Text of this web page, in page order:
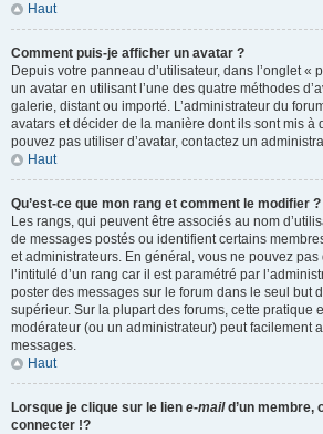
Haut
Comment puis-je afficher un avatar ?
Depuis votre panneau d’utilisateur, dans l’onglet «
un avatar en utilisant l’une des quatre méthodes
galerie, distant ou importé. L’administrateur du
avatars et décider de la manière dont ils sont mis à
pouvez pas utiliser d’avatar, contactez un
Haut
Qu’est-ce que mon rang et comment le modifier ?
Les rangs, qui peuvent être associés au nom
de messages postés ou identifient certains
et administrateurs. En général, vous ne pouvez
l’intitulé d’un rang car il est paramétré par
poster des messages sur le forum dans le seul but
supérieur. Sur la plupart des forums, cette pratique
modérateur (ou un administrateur) peut facilement
messages.
Haut
Lorsque je clique sur le lien e-maild’un membre,
connecter !?